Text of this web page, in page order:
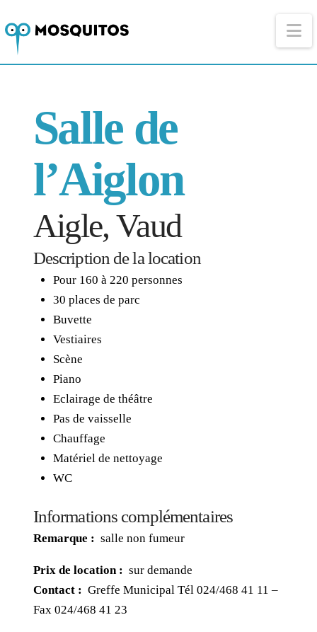
Salle de
l’Aiglon
Aigle, Vaud
Description de la location
Pour 160 à 220 personnes
30 places de parc
Buvette
Vestiaires
Scène
Piano
Eclairage de théâtre
Pas de vaisselle
Chauffage
Matériel de nettoyage
WC
Informations complémentaires
Remarque : salle non fumeur
Prix de location : sur demande
Contact : Greffe Municipal Tél 024/468 41 11 –
Fax 024/468 41 23